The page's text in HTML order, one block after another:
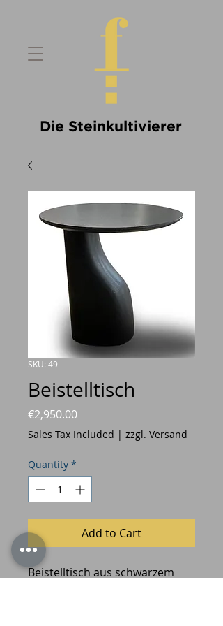
Die Steinkultivierer
SKU: 49
Beistelltisch
€2,950.00Price
Sales Tax Included | zzgl. Versand
Quantity *
Add to Cart
Beistelltisch aus schwarzem